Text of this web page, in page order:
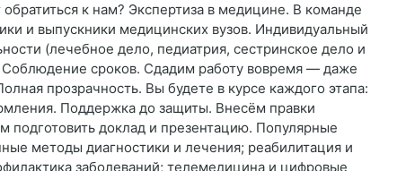
к нам? Экспертиза в медицине. В команде
и выпускники медицинских вузов. Индивидуальный
(лечебное дело, педиатрия, сестринское дело и
сроков. Сдадим работу вовремя — даже
прозрачность. Вы будете в курсе каждого этапа:
Поддержка до защиты. Внесём правки
доклад и презентацию. Популярные
методы диагностики и лечения; реабилитация и
заболеваний; телемедицина и цифровые